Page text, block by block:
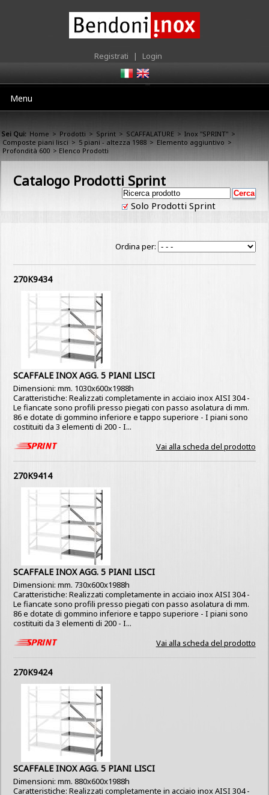
Registrati | Login
Menu
Sei Qui: Home > Prodotti > Sprint > SCAFFALATURE > Inox "SPRINT" >
Composte piani lisci > 5 piani - altezza 1988 > Elemento aggiuntivo >
Profondità 600 > Elenco Prodotti
Catalogo Prodotti Sprint
Solo Prodotti Sprint
Ordina per:
270K9434
SCAFFALE INOX AGG. 5 PIANI LISCI
Dimensioni: mm. 1030x600x1988h
Caratteristiche: Realizzati completamente in acciaio inox AISI 304 -
Le fiancate sono profili presso piegati con passo asolatura di mm.
86 e dotate di gommino inferiore e tappo superiore - I piani sono
costituiti da 3 elementi di 200 - I...
Vai alla scheda del prodotto
270K9414
SCAFFALE INOX AGG. 5 PIANI LISCI
Dimensioni: mm. 730x600x1988h
Caratteristiche: Realizzati completamente in acciaio inox AISI 304 -
Le fiancate sono profili presso piegati con passo asolatura di mm.
86 e dotate di gommino inferiore e tappo superiore - I piani sono
costituiti da 3 elementi di 200 - I...
Vai alla scheda del prodotto
270K9424
SCAFFALE INOX AGG. 5 PIANI LISCI
Dimensioni: mm. 880x600x1988h
Caratteristiche: Realizzati completamente in acciaio inox AISI 304 -